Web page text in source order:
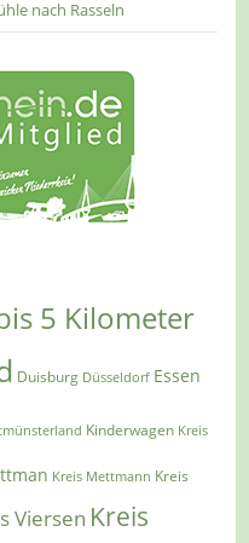
nach Rasseln
5 Kilometer
Duisburg Düsseldorf Essen
Kinderwagen Kreis
Kreis Mettmann Kreis
Viersen Kreis